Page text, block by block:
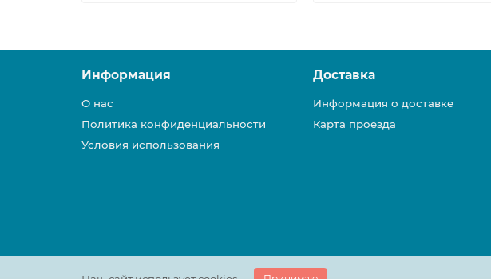
Информация
О нас
Политика конфиденциальности
Условия использования
Доставка
Информация о доставке
Карта проезда